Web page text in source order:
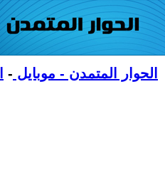
الحوار المتمدن - موبايل -